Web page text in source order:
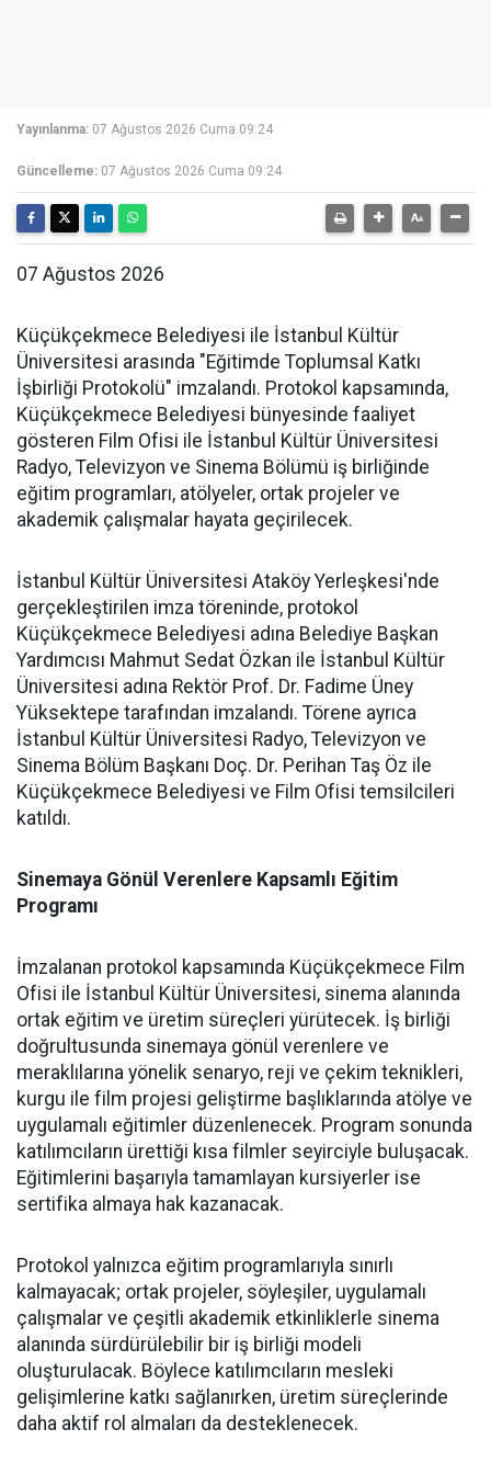
Yayınlanma: 07 Ağustos 2026 Cuma 09:24
Güncelleme: 07 Ağustos 2026 Cuma 09:24
07 Ağustos 2026
Küçükçekmece Belediyesi ile İstanbul Kültür
Üniversitesi arasında "Eğitimde Toplumsal Katkı
İşbirliği Protokolü" imzalandı. Protokol kapsamında,
Küçükçekmece Belediyesi bünyesinde faaliyet
gösteren Film Ofisi ile İstanbul Kültür Üniversitesi
Radyo, Televizyon ve Sinema Bölümü iş birliğinde
eğitim programları, atölyeler, ortak projeler ve
akademik çalışmalar hayata geçirilecek.
İstanbul Kültür Üniversitesi Ataköy Yerleşkesi'nde
gerçekleştirilen imza töreninde, protokol
Küçükçekmece Belediyesi adına Belediye Başkan
Yardımcısı Mahmut Sedat Özkan ile İstanbul Kültür
Üniversitesi adına Rektör Prof. Dr. Fadime Üney
Yüksektepe tarafından imzalandı. Törene ayrıca
İstanbul Kültür Üniversitesi Radyo, Televizyon ve
Sinema Bölüm Başkanı Doç. Dr. Perihan Taş Öz ile
Küçükçekmece Belediyesi ve Film Ofisi temsilcileri
katıldı.
Sinemaya Gönül Verenlere Kapsamlı Eğitim
Programı
İmzalanan protokol kapsamında Küçükçekmece Film
Ofisi ile İstanbul Kültür Üniversitesi, sinema alanında
ortak eğitim ve üretim süreçleri yürütecek. İş birliği
doğrultusunda sinemaya gönül verenlere ve
meraklılarına yönelik senaryo, reji ve çekim teknikleri,
kurgu ile film projesi geliştirme başlıklarında atölye ve
uygulamalı eğitimler düzenlenecek. Program sonunda
katılımcıların ürettiği kısa filmler seyirciyle buluşacak.
Eğitimlerini başarıyla tamamlayan kursiyerler ise
sertifika almaya hak kazanacak.
Protokol yalnızca eğitim programlarıyla sınırlı
kalmayacak; ortak projeler, söyleşiler, uygulamalı
çalışmalar ve çeşitli akademik etkinliklerle sinema
alanında sürdürülebilir bir iş birliği modeli
oluşturulacak. Böylece katılımcıların mesleki
gelişimlerine katkı sağlanırken, üretim süreçlerinde
daha aktif rol almaları da desteklenecek.